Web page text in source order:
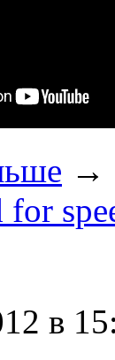
→
for
в